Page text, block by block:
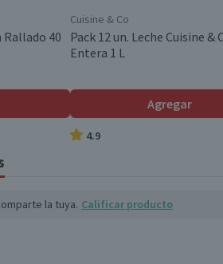
40
Cuisine & Co
Pack 12 un. Leche Cuisine &
Entera 1 L
Agregar
4.9
la tuya. Calificar producto